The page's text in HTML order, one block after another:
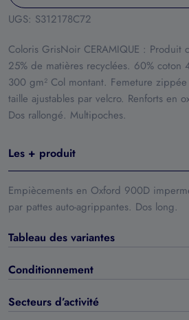
UGS: S312178C72
Coloris GrisNoir CERAMIQUE : Produit
25% de matières recyclées. 60% coton
300 gm² Col montant. Femeture
taille ajustables par velcro. Renforts en
Dos rallongé. Multipoches.
Les + produit
Empiècements en Oxford 900D
par pattes auto-agrippantes. Dos long.
Tableau des variantes
Conditionnement
Secteurs d’activité